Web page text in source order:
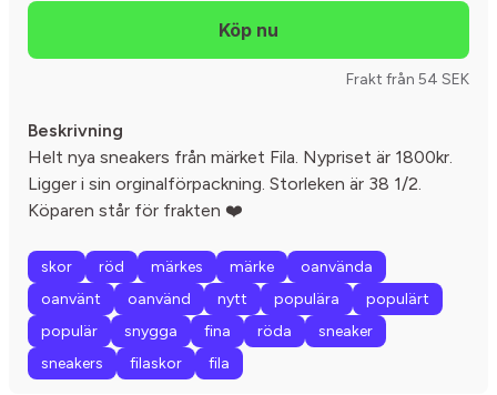
Frakt från 54 SEK
Beskrivning
Helt nya sneakers från märket Fila. Nypriset är 1800kr.
Ligger i sin orginalförpackning. Storleken är 38 1/2.
Köparen står för frakten ❤️
skor röd märkes märke
oanvända
oanvänt
oanvänd nytt populära
populärt
populär
snygga fina röda
sneaker
sneakers
filaskor fila